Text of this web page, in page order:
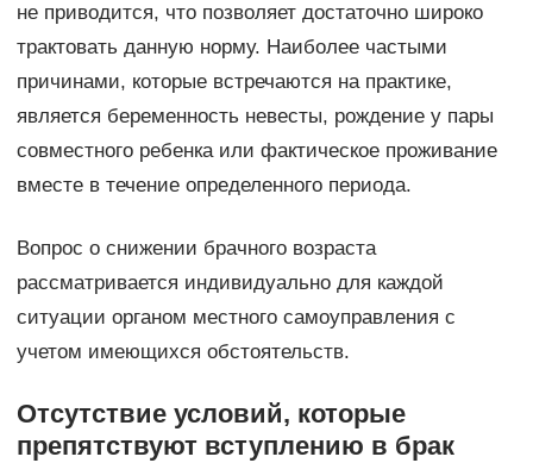
не приводится, что позволяет достаточно широко
трактовать данную норму. Наиболее частыми
причинами, которые встречаются на практике,
является беременность невесты, рождение у пары
совместного ребенка или фактическое проживание
вместе в течение определенного периода.
Вопрос о снижении брачного возраста
рассматривается индивидуально для каждой
ситуации органом местного самоуправления с
учетом имеющихся обстоятельств.
Отсутствие условий, которые
препятствуют вступлению в брак